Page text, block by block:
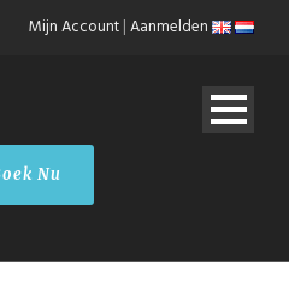
Mijn Account|Aanmelden
Nu